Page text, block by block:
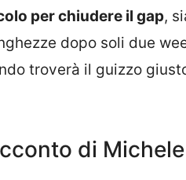
per chiudere il gap,
dopo soli due
troverà il guizzo
di